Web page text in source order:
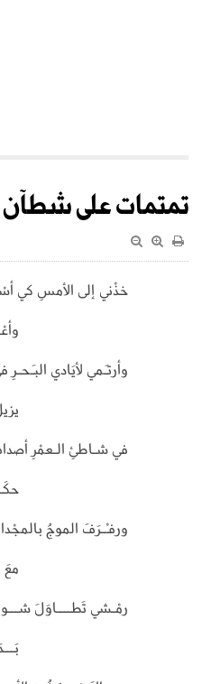
تمتمات على شطآن
خذْني إلى الأمسِ كي
وأرتـَمي لأيَادي البـَحـرِ
في شـاطئِ الـعمْرِ
ورفـْـرَفَ الموجُ
معَ
رمْـشي تَطــــاوَلَ